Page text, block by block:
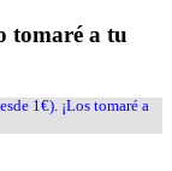
tomaré a tu
1€). ¡Los tomaré a